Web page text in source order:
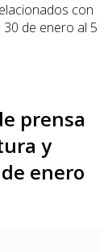
con
de enero al 5
prensa
y
enero